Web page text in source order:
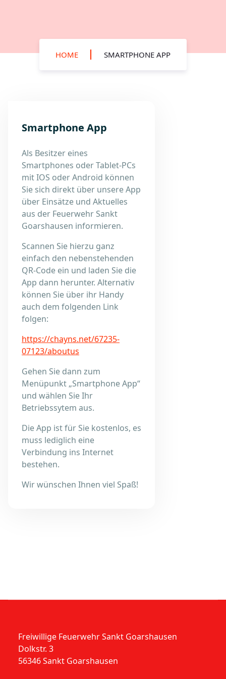
HOME SMARTPHONE APP
Smartphone App
Als Besitzer eines
Smartphones oder Tablet-PCs
mit IOS oder Android können
Sie sich direkt über unsere App
über Einsätze und Aktuelles
aus der Feuerwehr Sankt
Goarshausen informieren.
Scannen Sie hierzu ganz
einfach den nebenstehenden
QR-Code ein und laden Sie die
App dann herunter. Alternativ
können Sie über ihr Handy
auch dem folgenden Link
folgen:
https://chayns.net/67235-
07123/aboutus
Gehen Sie dann zum
Menüpunkt „Smartphone App“
und wählen Sie Ihr
Betriebssytem aus.
Die App ist für Sie kostenlos, es
muss lediglich eine
Verbindung ins Internet
bestehen.
Wir wünschen Ihnen viel Spaß!
Freiwillige Feuerwehr Sankt Goarshausen
Dolkstr. 3
56346 Sankt Goarshausen